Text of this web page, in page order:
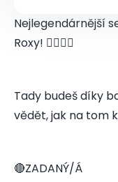
Nejlegendárnější
Roxy! 👩‍❤️‍💋‍👨
Tady budeš díky
vědět, jak na tom
🔴ZADANÝ/Á